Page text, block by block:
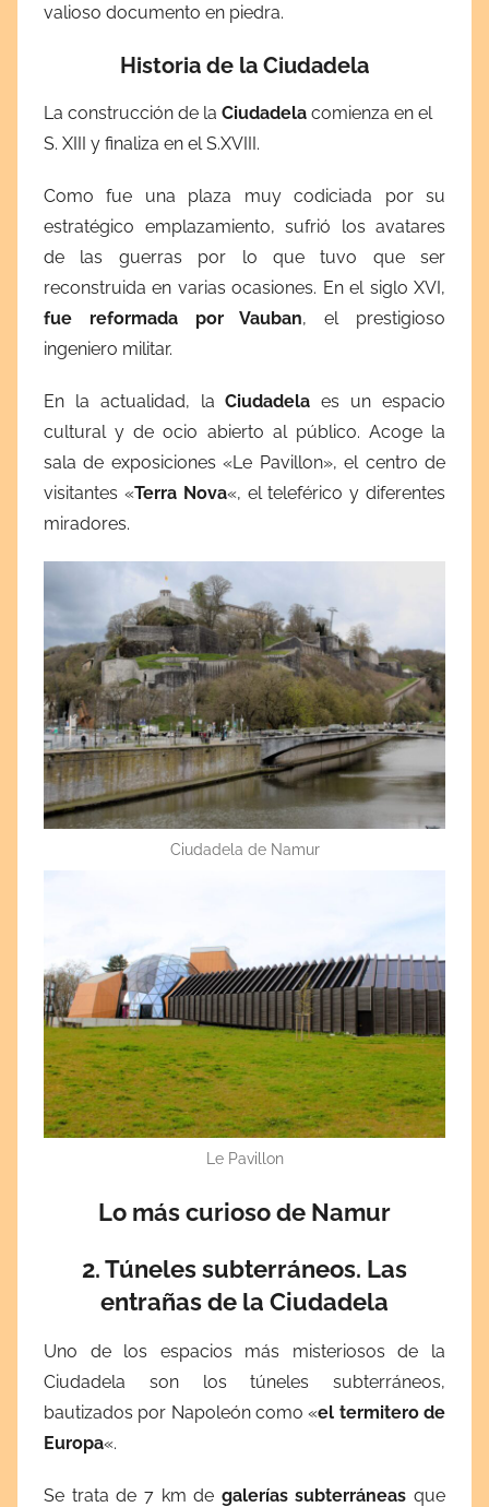
valioso documento en piedra.
Historia de la Ciudadela
La construcción de la Ciudadela comienza en el
S. XIII y finaliza en el S.XVIII.
Como fue una plaza muy codiciada por su
estratégico emplazamiento, sufrió los avatares
de las guerras por lo que tuvo que ser
reconstruida en varias ocasiones. En el siglo XVI,
fue reformada por Vauban, el prestigioso
ingeniero militar.
En la actualidad, laCiudadela es un espacio
cultural y de ocio abierto al público. Acoge la
sala de exposiciones «Le Pavillon», el centro de
visitantes «Terra Nova«, el teleférico y diferentes
miradores.
Ciudadela de Namur
Le Pavillon
Lo más curioso de Namur
2. Túneles subterráneos. Las
entrañas de la Ciudadela
Uno de los espacios más misteriosos de la
Ciudadela son los túneles subterráneos,
bautizados por Napoleón como «el termitero de
Europa«.
Se trata de 7 km de galerías subterráneas que